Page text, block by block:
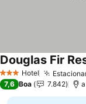
3 EstrelasHotel
Douglas Fir
7,6 Boa 7.842